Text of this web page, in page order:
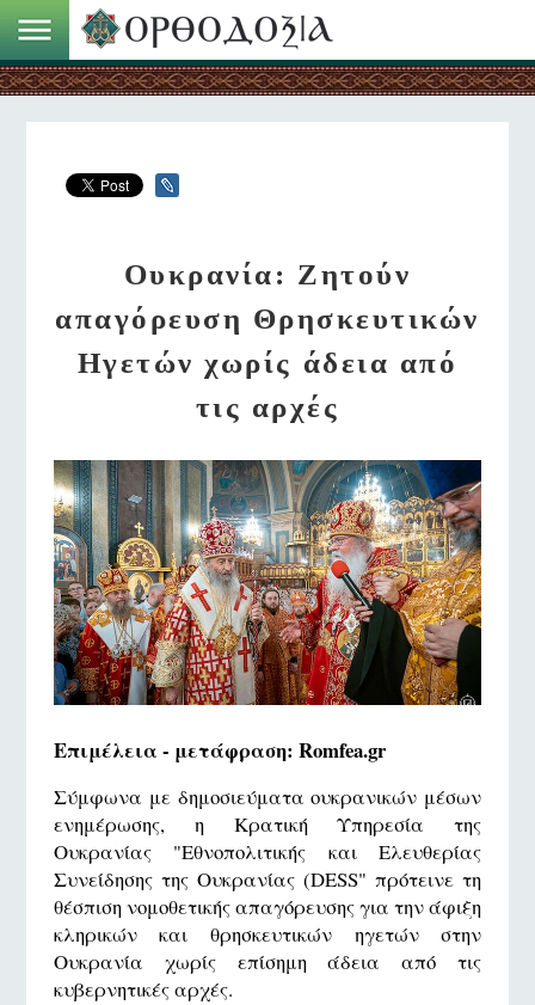
Ουκρανία: Ζητούν
απαγόρευση Θρησκευτικών
Ηγετών χωρίς άδεια από
τις αρχές
Επιμέλεια - μετάφραση: Romfea.gr
Σύμφωνα με δημοσιεύματα ουκρανικών μέσων
ενημέρωσης, η Κρατική Υπηρεσία της
Ουκρανίας "Εθνοπολιτικής και Ελευθερίας
Συνείδησης της Ουκρανίας (DESS" πρότεινε τη
θέσπιση νομοθετικής απαγόρευσης για την άφιξη
κληρικών και θρησκευτικών ηγετών στην
Ουκρανία χωρίς επίσημη άδεια από τις
κυβερνητικές αρχές.